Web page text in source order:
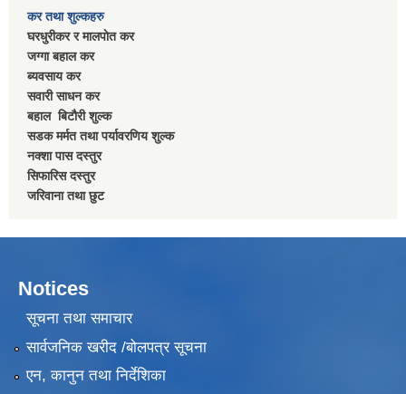
कर तथा शुल्कहरु
घरधुरीकर र मालपाेत कर
जग्गा बहाल कर
ब्यवसाय कर
सवारी साधन कर
बहाल बिटाैरी शुल्क
सडक मर्मत तथा पर्यावरणिय शुल्क
नक्शा पास दस्तुर
सिफारिस दस्तुर
जरिवाना तथा छुट
Notices
सूचना तथा समाचार
सार्वजनिक खरीद /बोलपत्र सूचना
एन, कानुन तथा निर्देशिका